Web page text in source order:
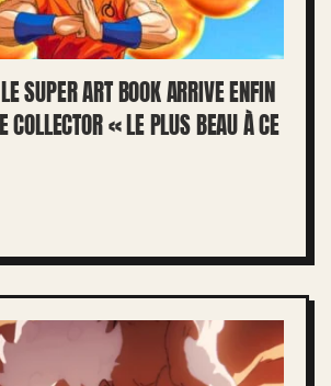
SUPER ART BOOK ARRIVE ENFIN
COLLECTOR « LE PLUS BEAU À CE